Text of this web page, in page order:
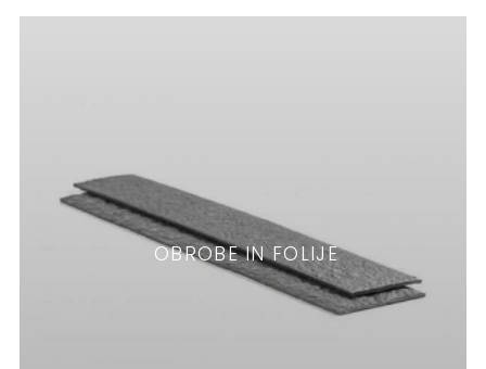
OBROBE IN FOLIJE